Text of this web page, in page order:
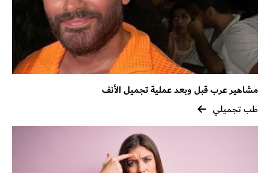
مشاهير عرب قبل وبعد عملية تجميل الأنف
طب تجميلي